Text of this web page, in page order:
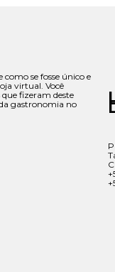
como se fosse único e
virtual. Você
que fizeram deste
gastronomia no